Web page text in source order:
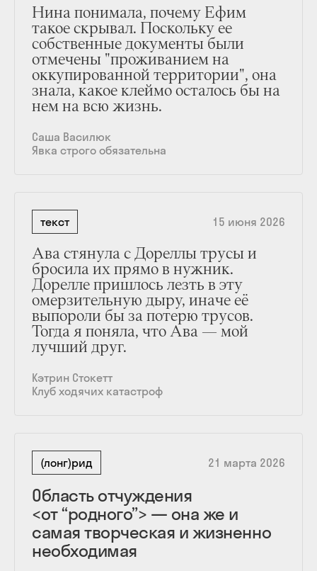
Нина понимала, почему Ефим
такое скрывал. Поскольку ее
собственные документы были
отмечены "проживанием на
оккупированной территории", она
знала, какое клеймо осталось бы на
нем на всю жизнь.
Саша Василюк
Явка строго обязательна
текст 15 июня 2026
Ава стянула с Дореллы трусы и
бросила их прямо в нужник.
Дорелле пришлось лезть в эту
омерзительную дыру, иначе её
выпороли бы за потерю трусов.
Тогда я поняла, что Ава — мой
лучший друг.
Кэтрин Стокетт
Клуб ходячих катастроф
(лонг)рид 21 марта 2026
Область отчуждения
<от “родного”> — она же и
самая творческая и жизненно
необходимая